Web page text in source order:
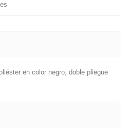
en color negro, doble pliegue